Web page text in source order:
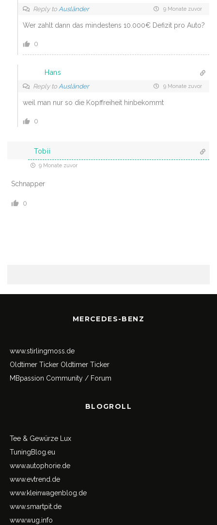
Reply to Ausländer 9 Monate zuvor
Wer zahlt dann das mindestens 10.000€ Defizit pro Auto?
0
Hans
Reply to Ausländer 9 Monate zuvor
weil man nur so die Kopffreiheit hinbekommt
0
Tobii
9 Monate zuvor
Schnapper
0
MERCEDES-BENZ
www.stirlingmoss.de
Oldtimer Ticker Oldtimer Ticker
MBpassion Community / Forum
BLOGROLL
Tee & Gewürze Lux
TuningBlog.eu
www.autophorie.de
www.evtrend.de
www.kleinwagenblog.de
www.smartpit.de
www.wug.info